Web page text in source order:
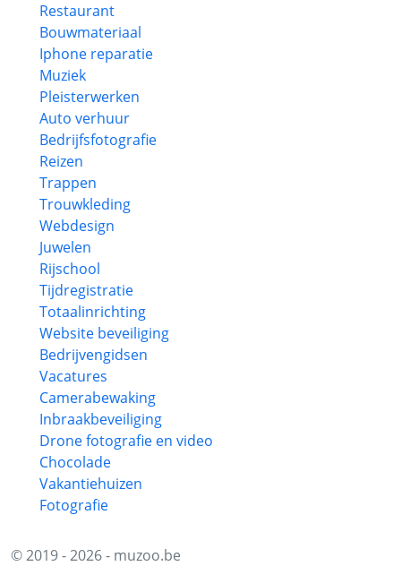
Restaurant
Bouwmateriaal
Iphone reparatie
Muziek
Pleisterwerken
Auto verhuur
Bedrijfsfotografie
Reizen
Trappen
Trouwkleding
Webdesign
Juwelen
Rijschool
Tijdregistratie
Totaalinrichting
Website beveiliging
Bedrijvengidsen
Vacatures
Camerabewaking
Inbraakbeveiliging
Drone fotografie en video
Chocolade
Vakantiehuizen
Fotografie
© 2019 - 2026 - muzoo.be